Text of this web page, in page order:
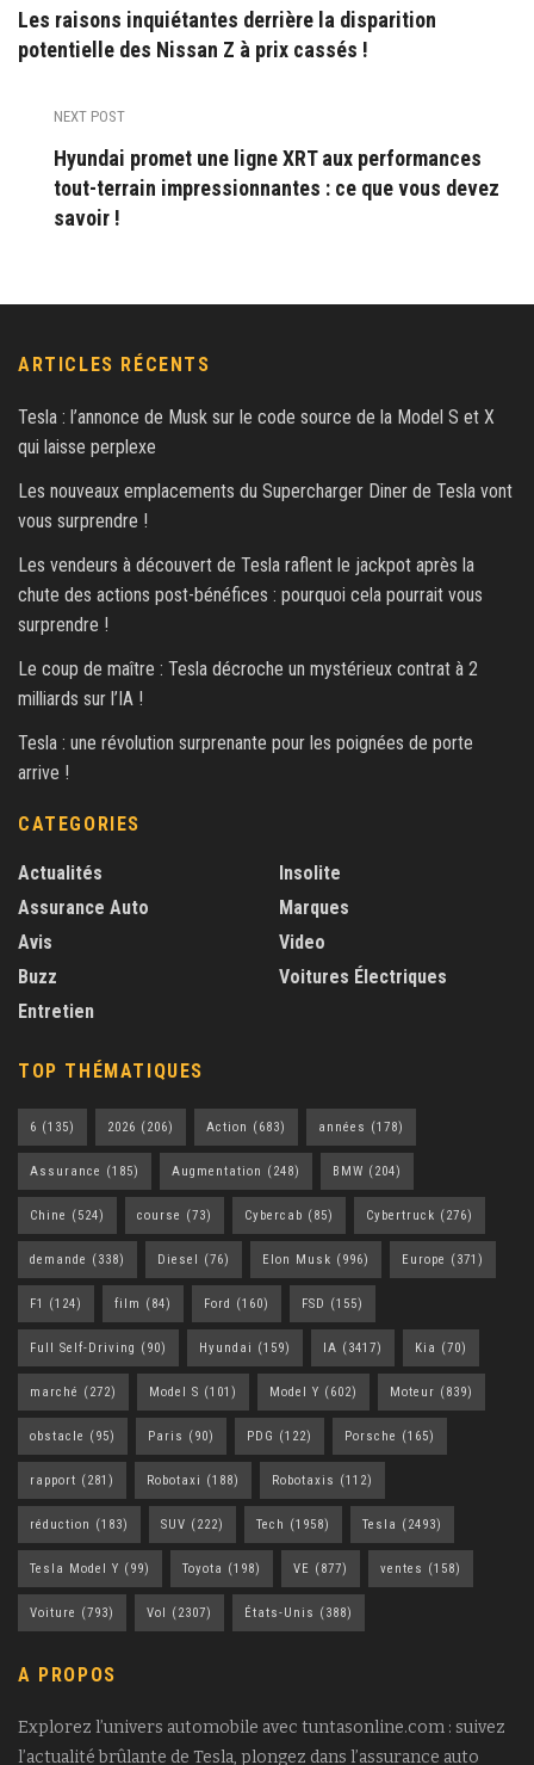
Les raisons inquiétantes derrière la disparition
potentielle des Nissan Z à prix cassés !
NEXT POST
Hyundai promet une ligne XRT aux performances
tout-terrain impressionnantes : ce que vous devez
savoir !
ARTICLES RÉCENTS
Tesla : l’annonce de Musk sur le code source de la Model S et X
qui laisse perplexe
Les nouveaux emplacements du Supercharger Diner de Tesla vont
vous surprendre !
Les vendeurs à découvert de Tesla raflent le jackpot après la
chute des actions post-bénéfices : pourquoi cela pourrait vous
surprendre !
Le coup de maître : Tesla décroche un mystérieux contrat à 2
milliards sur l’IA !
Tesla : une révolution surprenante pour les poignées de porte
arrive !
CATEGORIES
Actualités
Assurance Auto
Avis
Buzz
Entretien
Insolite
Marques
Video
Voitures Électriques
TOP THÉMATIQUES
6 (135) 2026 (206) Action (683) années (178)
Assurance (185) Augmentation (248) BMW (204)
Chine (524) course (73) Cybercab (85) Cybertruck (276)
demande (338) Diesel (76) Elon Musk (996) Europe (371)
F1 (124) film (84) Ford (160) FSD (155)
Full Self-Driving (90) Hyundai (159) IA (3417) Kia (70)
marché (272) Model S (101) Model Y (602) Moteur (839)
obstacle (95) Paris (90) PDG (122) Porsche (165)
rapport (281) Robotaxi (188) Robotaxis (112)
réduction (183) SUV (222) Tech (1958) Tesla (2493)
Tesla Model Y (99) Toyota (198) VE (877) ventes (158)
Voiture (793) Vol (2307) États-Unis (388)
A PROPOS
Explorez l’univers automobile avec tuntasonline.com : suivez
l’actualité brûlante de Tesla, plongez dans l’assurance auto